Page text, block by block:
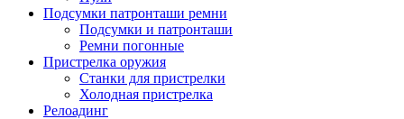
Подсумки патронташи ремни
Подсумки и патронташи
Ремни погонные
Пристрелка оружия
Станки для пристрелки
Холодная пристрелка
Релоадинг